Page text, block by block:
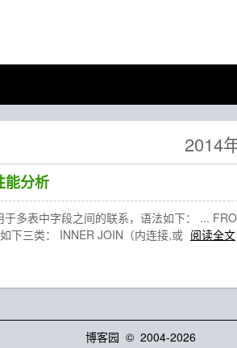
2014
分析
多表中字段之间的联系，语法如下： ...
下三类： INNER JOIN（内连接,或 阅读全文
博客园 © 2004-2026